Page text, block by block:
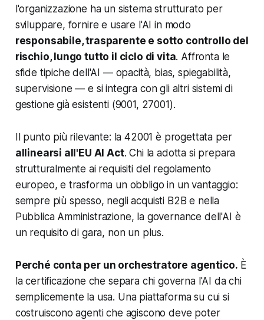
l'organizzazione ha un sistema strutturato per
sviluppare, fornire e usare l'AI in modo
responsabile, trasparente e sotto controllo del
rischio, lungo tutto il ciclo di vita. Affronta le
sfide tipiche dell'AI — opacità, bias, spiegabilità,
supervisione — e si integra con gli altri sistemi di
gestione già esistenti (9001, 27001).
Il punto più rilevante: la 42001 è progettata per
allinearsi all'EU AI Act. Chi la adotta si prepara
strutturalmente ai requisiti del regolamento
europeo, e trasforma un obbligo in un vantaggio:
sempre più spesso, negli acquisti B2B e nella
Pubblica Amministrazione, la governance dell'AI è
un requisito di gara, non un plus.
Perché conta per un orchestratore agentico. È
la certificazione che separa chigovernal'AI da chi
semplicemente la usa. Una piattaforma su cui si
costruiscono agenti che agiscono deve poter